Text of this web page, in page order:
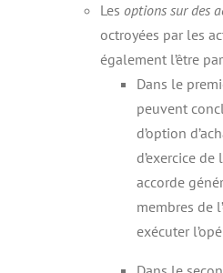
Les options sur des
octroyées par les
également l’être
Dans le
peuvent
d’option
d’exercice
accorde
membres de
exécuter